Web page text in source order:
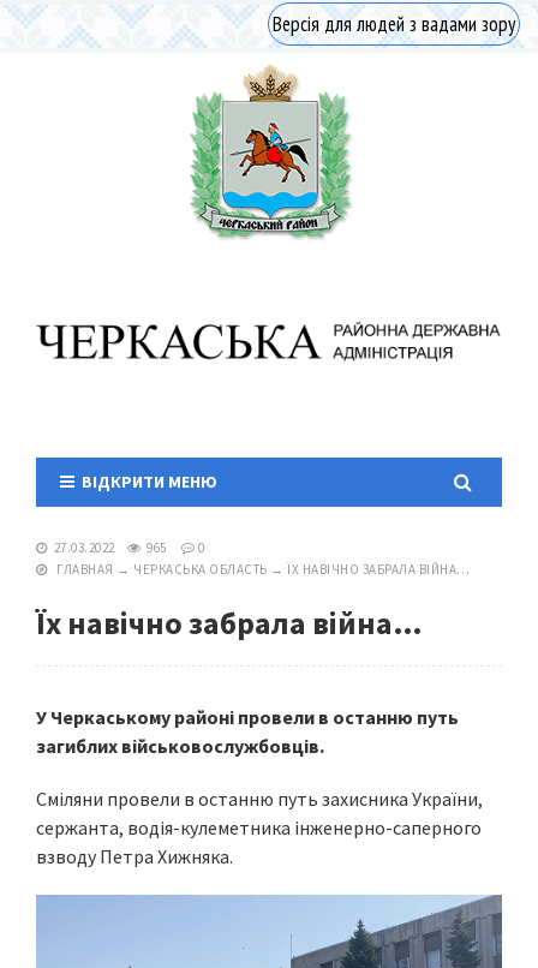
Версія для людей з вадами зору
ВІДКРИТИ МЕНЮ
27.03.2022 965
0
ГЛАВНАЯ → ЧЕРКАСЬКА ОБЛАСТЬ → ЇХ НАВІЧНО ЗАБРАЛА ВІЙНА…
Їх навічно забрала війна…
У Черкаському районі провели в останню путь
загиблих військовослужбовців.
Сміляни провели в останню путь захисника України,
сержанта, водія-кулеметника інженерно-саперного
взводу Петра Хижняка.